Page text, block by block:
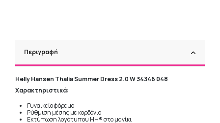
Περιγραφή
Helly Hansen Thalia Summer Dress 2.0 W 34346 048
Χαρακτηριστικά:
Γυναικείο φόρεμα
Ρύθμιση μέσης με κορδόνια
Εκτύπωση λογότυπου HH® στο μανίκι